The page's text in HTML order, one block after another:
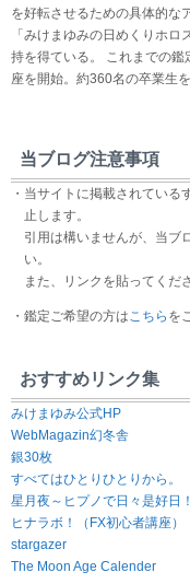
を好転させるための具体的な
「みけまゆみの日めくりホ
持を得ている。 これまでの
座を開始。約360名の卒業生
当ブログ注意事項
・当サイトに掲載されてい
止します。
引用は構いませんが、当ブ
い。
また、リンクを貼ってくだ
・鑑定ご希望の方はこちら を
おすすめリンク集
みけまゆみ公式HP
WebMagazin幻冬舎
銀30枚
すべてはひとりひとりから。
星月夜～ヒプノで日々是好日！
ヒナラボ！（FX初心者講座）
stargazer
The Moon Age Calender